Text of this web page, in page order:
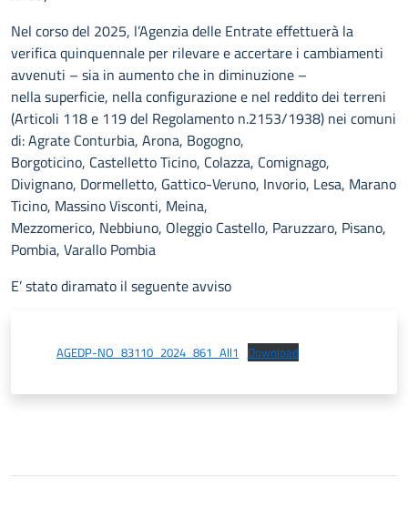
Nel corso del 2025, l’Agenzia delle Entrate effettuerà la
verifica quinquennale per rilevare e accertare i cambiamenti
avvenuti – sia in aumento che in diminuzione –
nella superficie, nella configurazione e nel reddito dei terreni
(Articoli 118 e 119 del Regolamento n.2153/1938) nei comuni
di: Agrate Conturbia, Arona, Bogogno,
Borgoticino, Castelletto Ticino, Colazza, Comignago,
Divignano, Dormelletto, Gattico-Veruno, Invorio, Lesa, Marano
Ticino, Massino Visconti, Meina,
Mezzomerico, Nebbiuno, Oleggio Castello, Paruzzaro, Pisano,
Pombia, Varallo Pombia
E’ stato diramato il seguente avviso
AGEDP-NO_83110_2024_861_All1 Download